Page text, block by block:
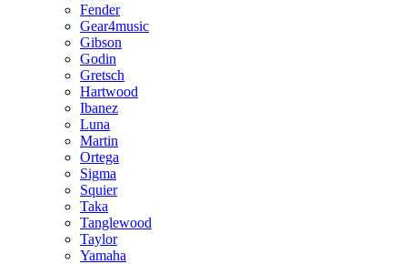
Fender
Gear4music
Gibson
Godin
Gretsch
Hartwood
Ibanez
Luna
Martin
Ortega
Sigma
Squier
Taka
Tanglewood
Taylor
Yamaha